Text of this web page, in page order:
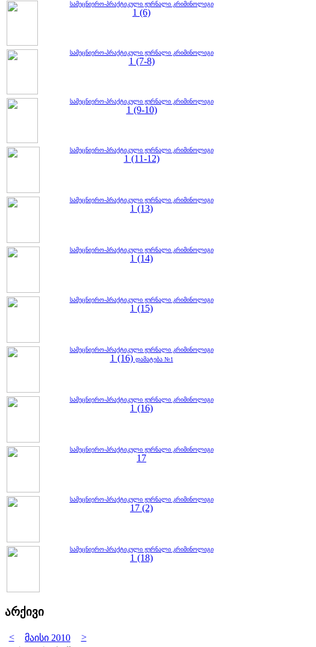
სამეცნიერო-პრაქტიკული ჟურნალი კრიმინოლიგი
1 (6)
სამეცნიერო-პრაქტიკული ჟურნალი კრიმინოლიგი
1 (7-8)
სამეცნიერო-პრაქტიკული ჟურნალი კრიმინოლიგი
1 (9-10)
სამეცნიერო-პრაქტიკული ჟურნალი კრიმინოლიგი
1 (11-12)
სამეცნიერო-პრაქტიკული ჟურნალი კრიმინოლიგი
1 (13)
სამეცნიერო-პრაქტიკული ჟურნალი კრიმინოლიგი
1 (14)
სამეცნიერო-პრაქტიკული ჟურნალი კრიმინოლიგი
1 (15)
სამეცნიერო-პრაქტიკული ჟურნალი კრიმინოლიგი
1 (16) დამატება №1
სამეცნიერო-პრაქტიკული ჟურნალი კრიმინოლიგი
1 (16)
სამეცნიერო-პრაქტიკული ჟურნალი კრიმინოლიგი
17
სამეცნიერო-პრაქტიკული ჟურნალი კრიმინოლიგი
17 (2)
სამეცნიერო-პრაქტიკული ჟურნალი კრიმინოლიგი
1 (18)
არქივი
< მაისი 2010
>